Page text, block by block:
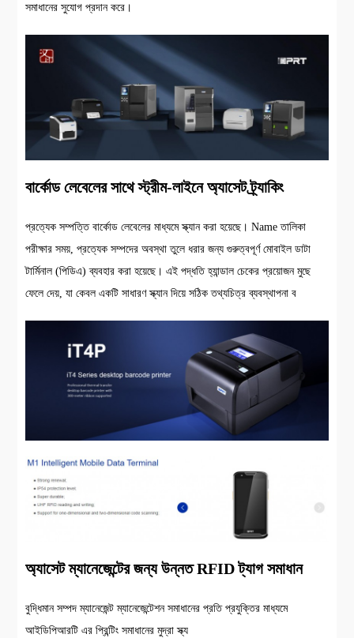
সমাধানের সুযোগ প্রদান করে।
বার্কোড লেবেলের সাথে স্ট্রীম-লাইনে অ্যাসেট ট্র্যাকিং
প্রত্যেক সম্পত্তি বার্কোড লেবেলের মাধ্যমে স্ক্যান করা হয়েছে। Name তালিকা
পরীক্ষার সময়, প্রত্যেক সম্পদের অবস্থা তুলে ধরার জন্য গুরুত্বপূর্ণ মোবাইল ডাটা
টার্মিনাল (পিডিএ) ব্যবহার করা হয়েছে। এই পদ্ধতি হ্যান্ডাল চেকের প্রয়োজন মুছে
ফেলে দেয়, যা কেবল একটি সাধারণ স্ক্যান দিয়ে সঠিক তথ্যচিত্র ব্যবস্থাপনা ব
অ্যাসেট ম্যানেজেন্টের জন্য উন্নত RFID ট্যাগ সমাধান
বুদ্ধিমান সম্পদ ম্যানেজেন্ট ম্যানেজেন্টেশন সমাধানের প্রতি প্রযুক্তির মাধ্যমে
আইডিপিআরটি এর প্রিন্টিং সমাধানের মুদ্রা স্ক্য